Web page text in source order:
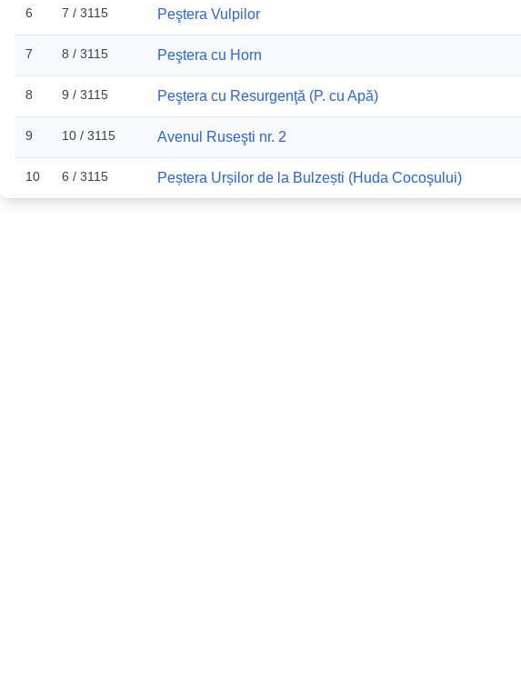
6 7 / 3115 Peştera Vulpilor
7 8 / 3115 Peştera cu Horn
8 9 / 3115 Peştera cu Resurgenţă (P. cu Apă)
9 10 / 3115 Avenul Ruseşti nr. 2
10 6 / 3115 Peștera Urșilor de la Bulzești (Huda Cocoşului)